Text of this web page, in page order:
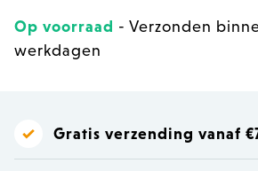
Op voorraad - Verzonden
werkdagen
Gratis verzending vanaf